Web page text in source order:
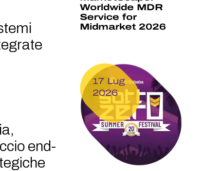
end-
Worldwide MDR
Service for
Midmarket 2026
17 Lug
2026